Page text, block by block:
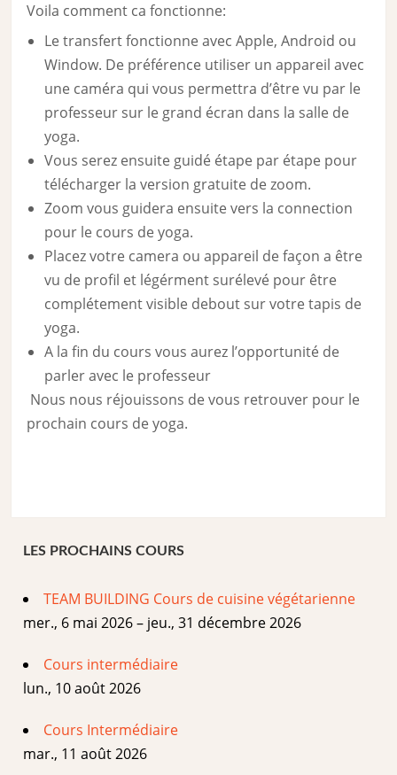
Voila comment ca fonctionne:
Le transfert fonctionne avec Apple, Android ou
Window. De préférence utiliser un appareil avec
une caméra qui vous permettra d’être vu par le
professeur sur le grand écran dans la salle de
yoga.
Vous serez ensuite guidé étape par étape pour
télécharger la version gratuite de zoom.
Zoom vous guidera ensuite vers la connection
pour le cours de yoga.
Placez votre camera ou appareil de façon a être
vu de profil et légérment surélevé pour être
complétement visible debout sur votre tapis de
yoga.
A la fin du cours vous aurez l’opportunité de
parler avec le professeur
Nous nous réjouissons de vous retrouver pour le
prochain cours de yoga.
LES PROCHAINS COURS
TEAM BUILDING Cours de cuisine végétarienne
mer., 6 mai 2026 – jeu., 31 décembre 2026
Cours intermédiaire
lun., 10 août 2026
Cours Intermédiaire
mar., 11 août 2026